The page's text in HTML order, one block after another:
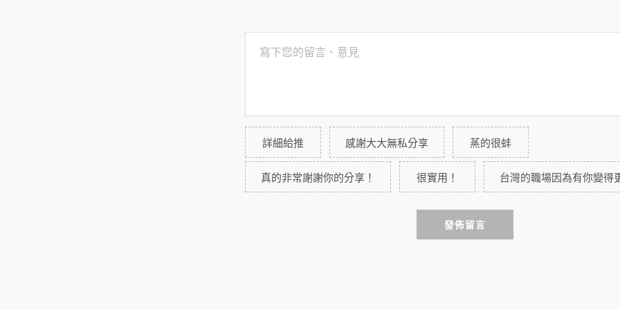
詳細給推 感謝大大無私分享 蒸的很蚌
真的非常謝謝你的分享！ 很實用！ 台灣的職場因為有你變得
發佈留言